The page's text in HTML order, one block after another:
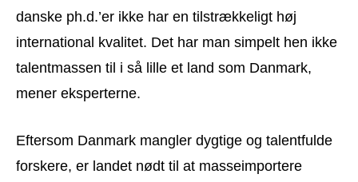
danske ph.d.’er ikke har en tilstrækkeligt høj
international kvalitet. Det har man simpelt hen ikke
talentmassen til i så lille et land som Danmark,
mener eksperterne.
Eftersom Danmark mangler dygtige og talentfulde
forskere, er landet nødt til at masseimportere